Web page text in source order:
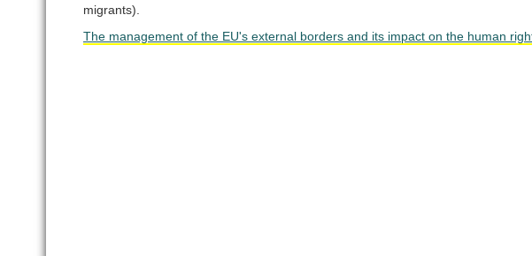
migrants).
The management of the EU's external borders and its impact on the human